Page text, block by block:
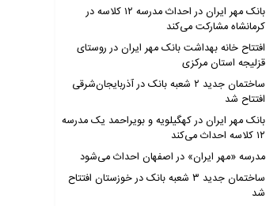
بانک مهر ایران در احداث مدرسه ۱۲ کلاسه در
کرمانشاه مشارکت می‌کند
افتتاح خانه بهداشت بانک مهر ایران در روستای
قزلیجه استان مرکزی
ساختمان جدید ۲ شعبه بانک در آذربایجان‌شرقی
افتتاح شد
بانک مهر ایران در کهگیلویه و بویراحمد یک مدرسه
۱۲ کلاسه احداث می‌کند
مدرسه «مهر ایران» در اصفهان احداث می‌شود
ساختمان جدید ۳ شعبه بانک در خوزستان افتتاح
شد